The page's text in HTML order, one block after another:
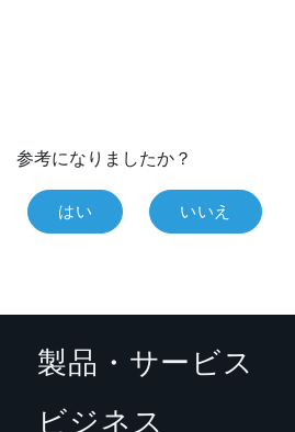
参考になりましたか？
はい いいえ
製品・サービス
ビジネス